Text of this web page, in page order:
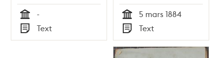
Tid
-
Typ
Text Tid
5 mars 1884
Typ
Text